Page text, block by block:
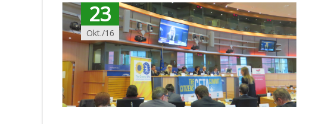
23
Okt./16